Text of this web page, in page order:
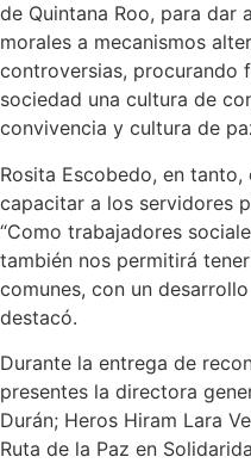
de Quintana Roo, para dar
morales a mecanismos
controversias, procurando
sociedad una cultura de
convivencia y cultura de
Rosita Escobedo, en
capacitar a los servidores
“Como trabajadores
también nos permitirá
comunes, con un
destacó.
Durante la entrega de
presentes la directora
Durán; Heros Hiram Lara
Ruta de la Paz en